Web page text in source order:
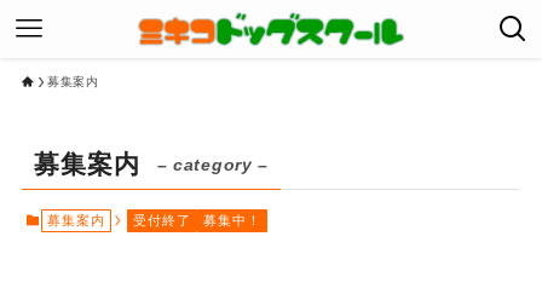
募集案内
募集案内 – category –
募集案内 受付終了 募集中！